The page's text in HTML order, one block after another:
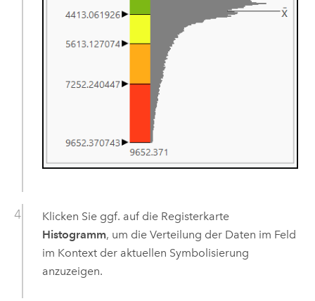
Klicken Sie ggf. auf die Registerkarte
Histogramm, um die Verteilung der Daten im Feld
im Kontext der aktuellen Symbolisierung
anzuzeigen.